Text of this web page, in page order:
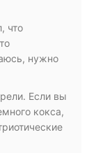
что
нужно
Если вы
кокса,